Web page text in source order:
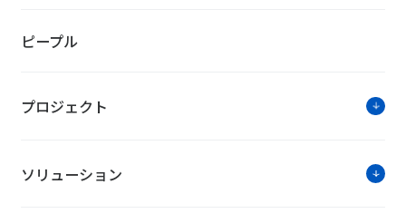
ピープル
プロジェクト
ソリューション